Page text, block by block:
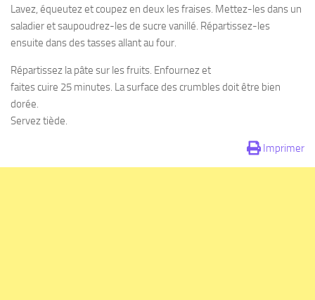
Lavez, équeutez et coupez en deux les fraises. Mettez-les dans un
saladier et saupoudrez-les de sucre vanillé. Répartissez-les
ensuite dans des tasses allant au four.
Répartissez la pâte sur les fruits. Enfournez et
faites cuire 25 minutes. La surface des crumbles doit être bien
dorée.
Servez tiède.
Imprimer